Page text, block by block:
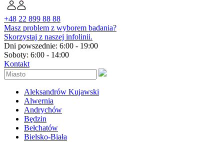
+48 22 899 88 88
Masz problem z wyborem badania?
Skorzystaj z naszej infolinii.
Dni powszednie: 6:00 - 19:00
Soboty: 6:00 - 14:00
Kontakt
Aleksandrów Kujawski
Alwernia
Andrychów
Będzin
Bełchatów
Bielsko-Biała